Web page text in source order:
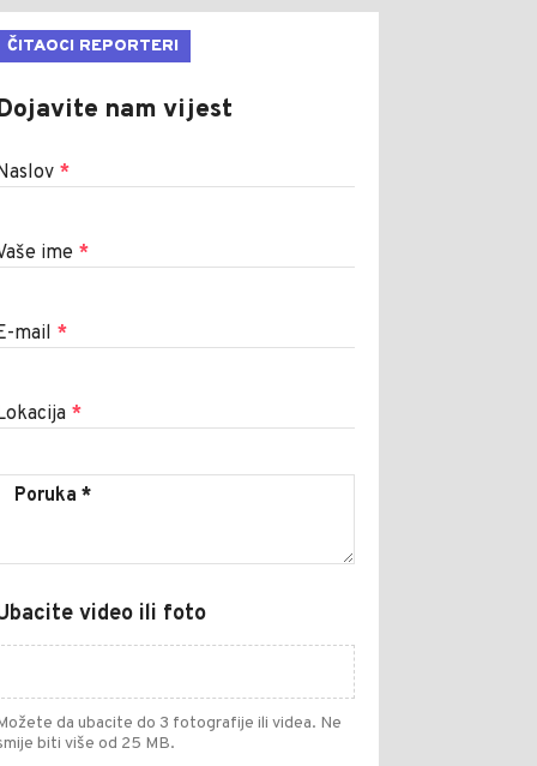
ČITAOCI REPORTERI
nam vijest
*
ime *
mail *
*
video ili foto
da ubacite do 3 fotografije ili videa. Ne
biti više od 25 MB.